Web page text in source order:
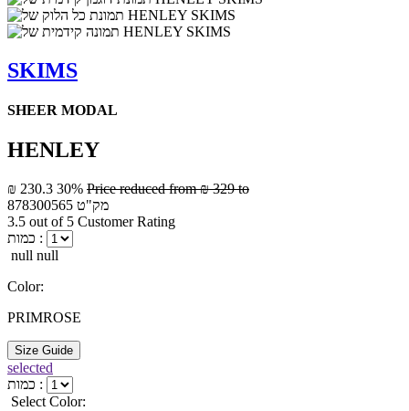
SKIMS
SHEER MODAL
HENLEY
₪ 230.3 30% Price reduced from₪ 329 to
מק"ט 878300565
3.5 out of 5 Customer Rating
כמות :
null null
Color:
PRIMROSE
Size Guide
selected
כמות :
Select Color: